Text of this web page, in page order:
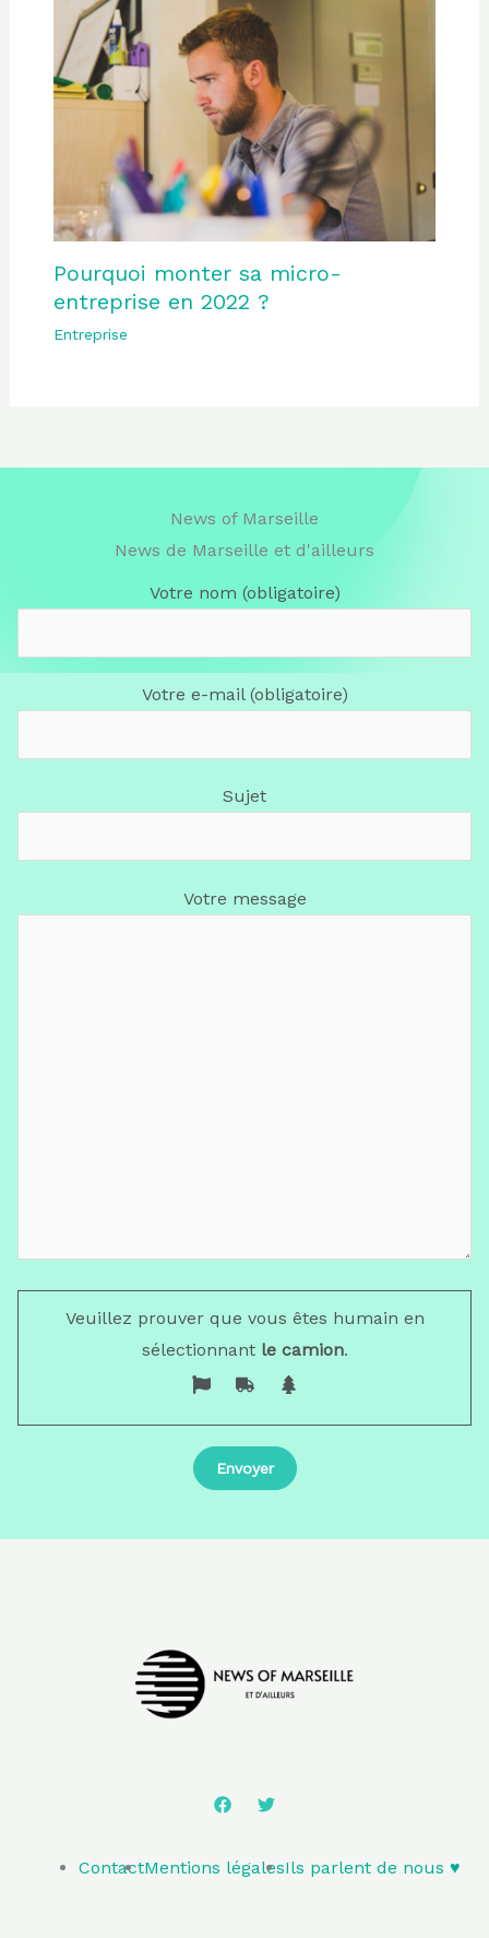
Pourquoi monter sa micro-
entreprise en 2022 ?
Entreprise
News of Marseille
News de Marseille et d'ailleurs
Votre nom (obligatoire)
Votre e-mail (obligatoire)
Sujet
Votre message
Veuillez prouver que vous êtes humain en
sélectionnantle camion.
ContactMentions légalesIls parlent de nous ♥️